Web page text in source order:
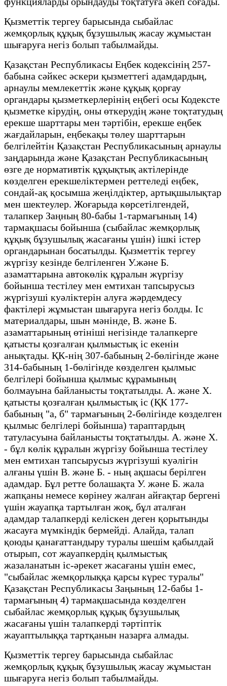
Қызметтік тергеу барысында сыбайлас
жемқорлық құқық бұзушылық жасау жұмыстан
шығаруға негіз болып табылмайды.
Қазақстан Республикасы Еңбек кодексінің 257-
бабына сәйкес әскери қызметтегі адамдардың,
арнаулы мемлекеттік және құқық қорғау
органдары қызметкерлерінің еңбегі осы Кодексте
қызметке кірудің, оны өткерудің және тоқтатудың
ерекше шарттары мен тәртібін, ерекше еңбек
жағдайларын, еңбекақы төлеу шарттарын
белгілейтін Қазақстан Республикасының арнаулы
заңдарында және Қазақстан Республикасының
өзге де нормативтік құқықтық актілерінде
көзделген ерекшеліктермен реттеледі еңбек,
сондай-ақ қосымша жеңілдіктер, артықшылықтар
мен шектеулер. Жоғарыда көрсетілгендей,
талапкер Заңның 80-бабы 1-тармағының 14)
тармақшасы бойынша (сыбайлас жемқорлық
құқық бұзушылық жасағаны үшін) ішкі істер
органдарынан босатылды. Қызметтік тергеу
жүргізу кезінде белгіленген У.және Б.
азаматтарына автокөлік құралын жүргізу
бойынша тестілеу мен емтихан тапсырусыз
жүргізуші куәліктерін алуға жәрдемдесу
фактілері жұмыстан шығаруға негіз болды. Іс
материалдары, шын мәнінде, В. және Б.
азаматтарының өтініші негізінде талапкерге
қатысты қозғалған қылмыстық іс екенін
анықтады. ҚК-нің 307-бабының 2-бөлігінде және
314-бабының 1-бөлігінде көзделген қылмыс
белгілері бойынша қылмыс құрамының
болмауына байланысты тоқтатылды. А. және Х.
қатысты қозғалған қылмыстық іс (ҚК 177-
бабының "а, б" тармағының 2-бөлігінде көзделген
қылмыс белгілері бойынша) тараптардың
татуласуына байланысты тоқтатылды. А. және Х.
- бұл көлік құралын жүргізу бойынша тестілеу
мен емтихан тапсырусыз жүргізуші куәлігін
алғаны үшін В. және Б. - ның ақшасы берілген
адамдар. Бұл ретте болашақта У. және Б. жала
жапқаны немесе көрінеу жалған айғақтар бергені
үшін жауапқа тартылған жоқ, бұл аталған
адамдар талапкерді келіскен деген қорытынды
жасауға мүмкіндік бермейді. Алайда, талап
қоюды қанағаттандыру туралы шешім қабылдай
отырып, сот жауапкердің қылмыстық
жазаланатын іс-әрекет жасағаны үшін емес,
"сыбайлас жемқорлыққа қарсы күрес туралы"
Қазақстан Республикасы Заңының 12-бабы 1-
тармағының 4) тармақшасында көзделген
сыбайлас жемқорлық құқық бұзушылық
жасағаны үшін талапкерді тәртіптік
жауаптылыққа тартқанын назарға алмады.
Қызметтік тергеу барысында сыбайлас
жемқорлық құқық бұзушылық жасау жұмыстан
шығаруға негіз болып табылмайды.